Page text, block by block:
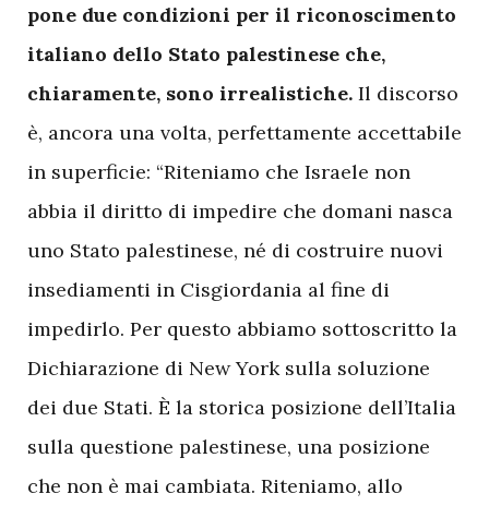
pone due condizioni per il riconoscimento
italiano dello Stato palestinese che,
chiaramente, sono irrealistiche. Il discorso
è, ancora una volta, perfettamente accettabile
in superficie: “Riteniamo che Israele non
abbia il diritto di impedire che domani nasca
uno Stato palestinese, né di costruire nuovi
insediamenti in Cisgiordania al fine di
impedirlo. Per questo abbiamo sottoscritto la
Dichiarazione di New York sulla soluzione
dei due Stati. È la storica posizione dell’Italia
sulla questione palestinese, una posizione
che non è mai cambiata. Riteniamo, allo